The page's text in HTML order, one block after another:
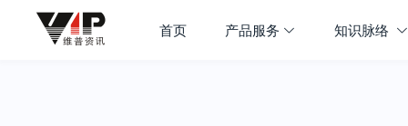
首页 产品服务 知识脉络